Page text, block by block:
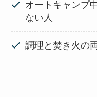
オートキャンプ
ない人
調理と焚き火の